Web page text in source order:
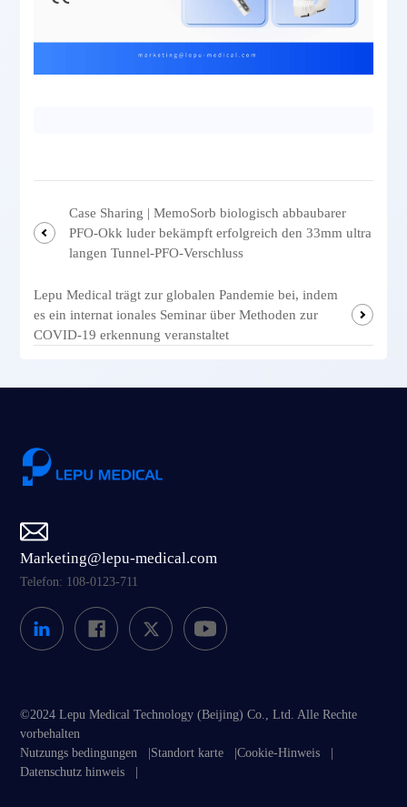
Case Sharing | MemoSorb biologisch abbaubarer
PFO-Okk luder bekämpft erfolgreich den 33mm ultra
langen Tunnel-PFO-Verschluss
Lepu Medical trägt zur globalen Pandemie bei, indem
es ein internat ionales Seminar über Methoden zur
COVID-19 erkennung veranstaltet
Marketing@lepu-medical.com
Telefon: 108-0123-711
©2024 Lepu Medical Technology (Beijing) Co., Ltd. Alle Rechte
vorbehalten
Nutzungs bedingungen
Standort karte |Cookie-Hinweis
Datenschutz hinweis